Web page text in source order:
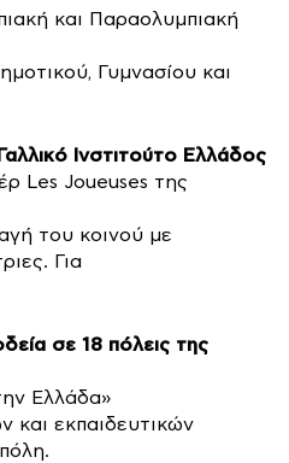
και Παραολυμπιακή
Γυμνασίου και
Ινστιτούτο Ελλάδος
Les Joueuses της
του κοινού με
Για
σε 18 πόλεις της
Ελλάδα»
εκπαιδευτικών